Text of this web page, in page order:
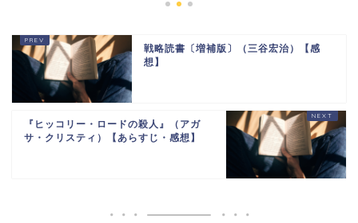
戦略読書〔増補版〕（三谷宏治）【感
想】
『ヒッコリー・ロードの殺人』（アガ
サ・クリスティ）【あらすじ・感想】